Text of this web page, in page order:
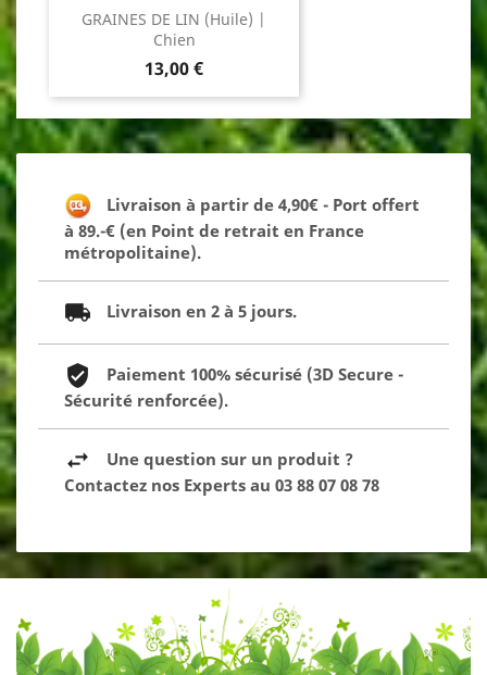
GRAINES DE LIN (Huile) |
Chien
Prix
13,00 €
Livraison à partir de 4,90€ - Port offert
à 89.-€ (en Point de retrait en France
métropolitaine).
Livraison en 2 à 5 jours.
Paiement 100% sécurisé (3D Secure -
Sécurité renforcée).
Une question sur un produit ?
Contactez nos Experts au 03 88 07 08 78